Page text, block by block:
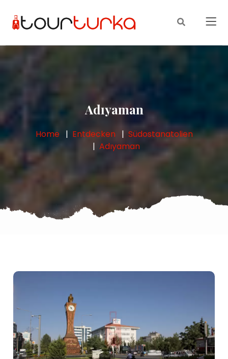
Adıyaman
Home Entdecken
Südostanatolien
Adıyaman